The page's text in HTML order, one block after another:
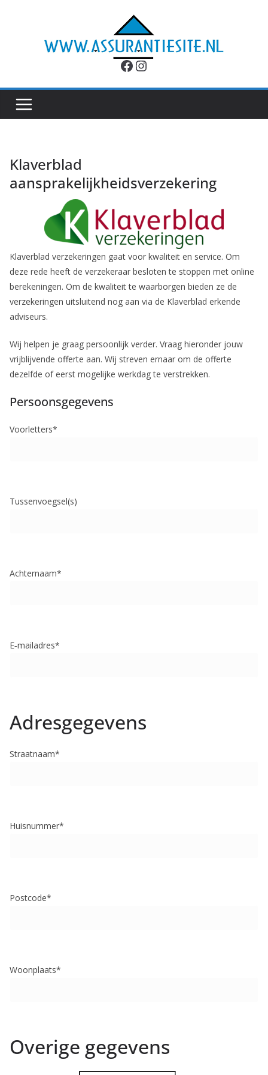
Facebook
Instagram
Klaverblad
aansprakelijkheidsverzekering
Klaverblad verzekeringen gaat voor kwaliteit en service. Om
deze rede heeft de verzekeraar besloten te stoppen met online
berekeningen. Om de kwaliteit te waarborgen bieden ze de
verzekeringen uitsluitend nog aan via de Klaverblad erkende
adviseurs.
Wij helpen je graag persoonlijk verder. Vraag hieronder jouw
vrijblijvende offerte aan. Wij streven ernaar om de offerte
dezelfde of eerst mogelijke werkdag te verstrekken.
Persoonsgegevens
Voorletters*
Tussenvoegsel(s)
Achternaam*
E‑mailadres*
Adresgegevens
Straatnaam*
Huisnummer*
Postcode*
Woonplaats*
Overige gegevens